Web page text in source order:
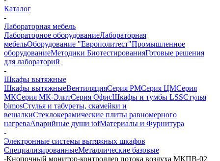
Каталог
-
Лабораторная мебель
Лабораторное оборудованиеЛабораторная
мебельОборудование "Европолитест"Промышленное
оборудованиеМетодики БиотестированияГотовые решения
для лабораторий
-
Шкафы вытяжные
Шкафы вытяжныеВентиляцияСерия РМСерия ЦМСерия
МКСерия МК-ЭлитСерия ОфисШкафы и тумбы LSSСтулья
bimosСтулья и табуреты, скамейки и
вешалкиСтеклокерамические плиты равномерного
нагреваАварийные души tofМатериалы и Фурнитура
-
Электронные системы вытяжных шкафов
СпециализированныеМеталлические базовые
-Кнопочный монитор-контроллер потока воздуха МКПВ-02